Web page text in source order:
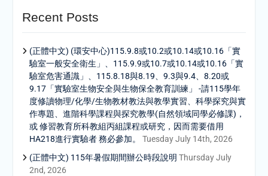
Recent Posts
(正體中文) (環安中心)115.9.8或10.2或10.14或10.16「實
驗室一般安全衛生」、115.9.9或10.7或10.14或10.16「實
驗室危害通識」、115.8.18與8.19、9.3與9.4、8.20或
9.17「實驗室生物安全與生物保全教育訓練」 -請115學年
度修讀物理/化學/生物教材教法與教學實習、科學探究與實
作專題、進階科學課程與探究教學(自然領域同學必修課)，
或 修習教育所科教組丙組課程或研究，因而需要借用
HA218進行實驗者 務必參加。
Tuesday July 14th, 2026
(正體中文) 115年暑假期間辦公時段說明 Thursday July
2nd, 2026